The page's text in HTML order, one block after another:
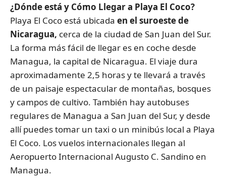
¿Dónde está y Cómo Llegar a Playa El Coco?
Playa El Coco está ubicada en el suroeste de
Nicaragua, cerca de la ciudad de San Juan del Sur.
La forma más fácil de llegar es en coche desde
Managua, la capital de Nicaragua. El viaje dura
aproximadamente 2,5 horas y te llevará a través
de un paisaje espectacular de montañas, bosques
y campos de cultivo. También hay autobuses
regulares de Managua a San Juan del Sur, y desde
allí puedes tomar un taxi o un minibús local a Playa
El Coco. Los vuelos internacionales llegan al
Aeropuerto Internacional Augusto C. Sandino en
Managua.